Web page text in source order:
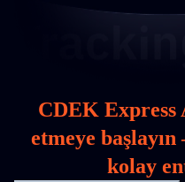
CDEK
etmeye
kolay